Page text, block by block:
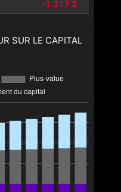
-1 317 $
SUR LE CAPITAL